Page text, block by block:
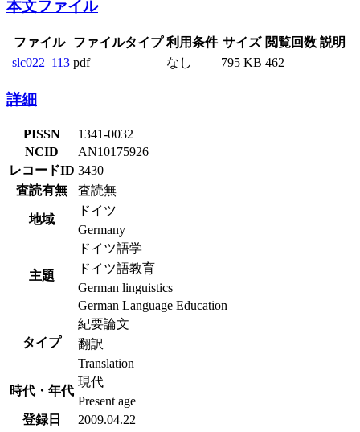
本文ファイル
ファイル ファイルタイプ 利用条件 サイズ 閲覧回数 説明
slc022_113 pdf なし 795 KB 462
詳細
PISSN
1341-0032
NCID
AN10175926
レコードID 3430
査読有無
査読無
地域
ドイツ
Germany
主題
ドイツ語学
ドイツ語教育
German linguistics
German Language Education
タイプ
紀要論文
翻訳
Translation
時代・年代
現代
Present age
登録日
2009.04.22